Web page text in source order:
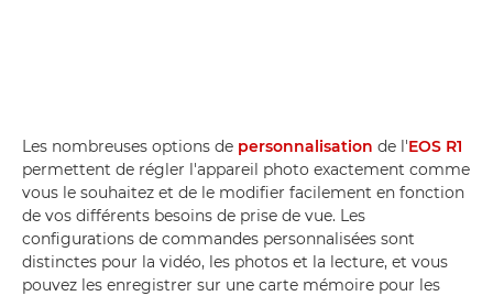
Les nombreuses options de personnalisation de l'EOS R1
permettent de régler l'appareil photo exactement comme
vous le souhaitez et de le modifier facilement en fonction
de vos différents besoins de prise de vue. Les
configurations de commandes personnalisées sont
distinctes pour la vidéo, les photos et la lecture, et vous
pouvez les enregistrer sur une carte mémoire pour les